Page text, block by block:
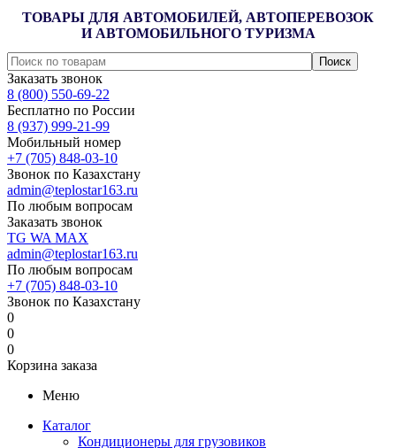
ТОВАРЫ ДЛЯ АВТОМОБИЛЕЙ, АВТОПЕРЕВОЗОК
И АВТОМОБИЛЬНОГО ТУРИЗМА
Заказать звонок
8 (800) 550-69-22
Бесплатно по России
8 (937) 999-21-99
Мобильный номер
+7 (705) 848-03-10
Звонок по Казахстану
admin@teplostar163.ru
По любым вопросам
Заказать звонок
TG WA MAX
admin@teplostar163.ru
По любым вопросам
+7 (705) 848-03-10
Звонок по Казахстану
0
0
0
Корзина заказа
Меню
Каталог
Кондиционеры для грузовиков